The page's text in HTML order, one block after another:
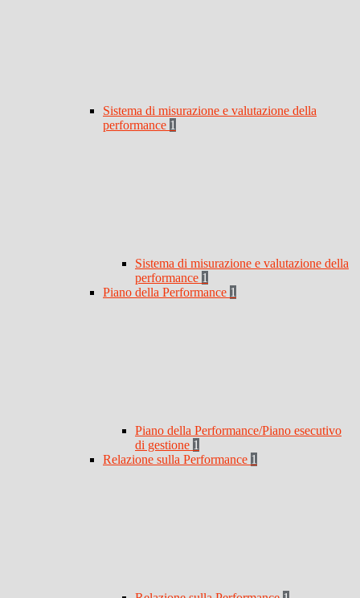
Sistema di misurazione e valutazione della
performance 1
Sistema di misurazione e valutazione della
performance 1
Piano della Performance 1
Piano della Performance/Piano esecutivo
di gestione 1
Relazione sulla Performance 1